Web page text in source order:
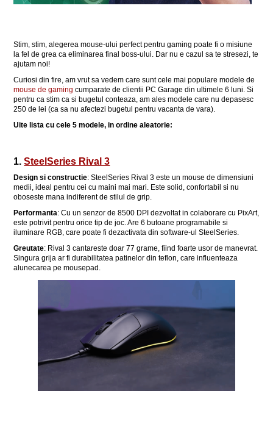
Stim, stim, alegerea mouse-ului perfect pentru gaming poate fi o misiune
la fel de grea ca eliminarea final boss-ului. Dar nu e cazul sa te stresezi, te
ajutam noi!
Curiosi din fire, am vrut sa vedem care sunt cele mai populare modele de
mouse de gaming cumparate de clientii PC Garage din ultimele 6 luni. Si
pentru ca stim ca si bugetul conteaza, am ales modele care nu depasesc
250 de lei (ca sa nu afectezi bugetul pentru vacanta de vara).
Uite lista cu cele 5 modele, in ordine aleatorie:
1.SteelSeries Rival 3
Design si constructie: SteelSeries Rival 3 este un mouse de dimensiuni
medii, ideal pentru cei cu maini mai mari. Este solid, confortabil si nu
oboseste mana indiferent de stilul de grip.
Performanta: Cu un senzor de 8500 DPI dezvoltat in colaborare cu PixArt,
este potrivit pentru orice tip de joc. Are 6 butoane programabile si
iluminare RGB, care poate fi dezactivata din software-ul SteelSeries.
Greutate: Rival 3 cantareste doar 77 grame, fiind foarte usor de manevrat.
Singura grija ar fi durabilitatea patinelor din teflon, care influenteaza
alunecarea pe mousepad.